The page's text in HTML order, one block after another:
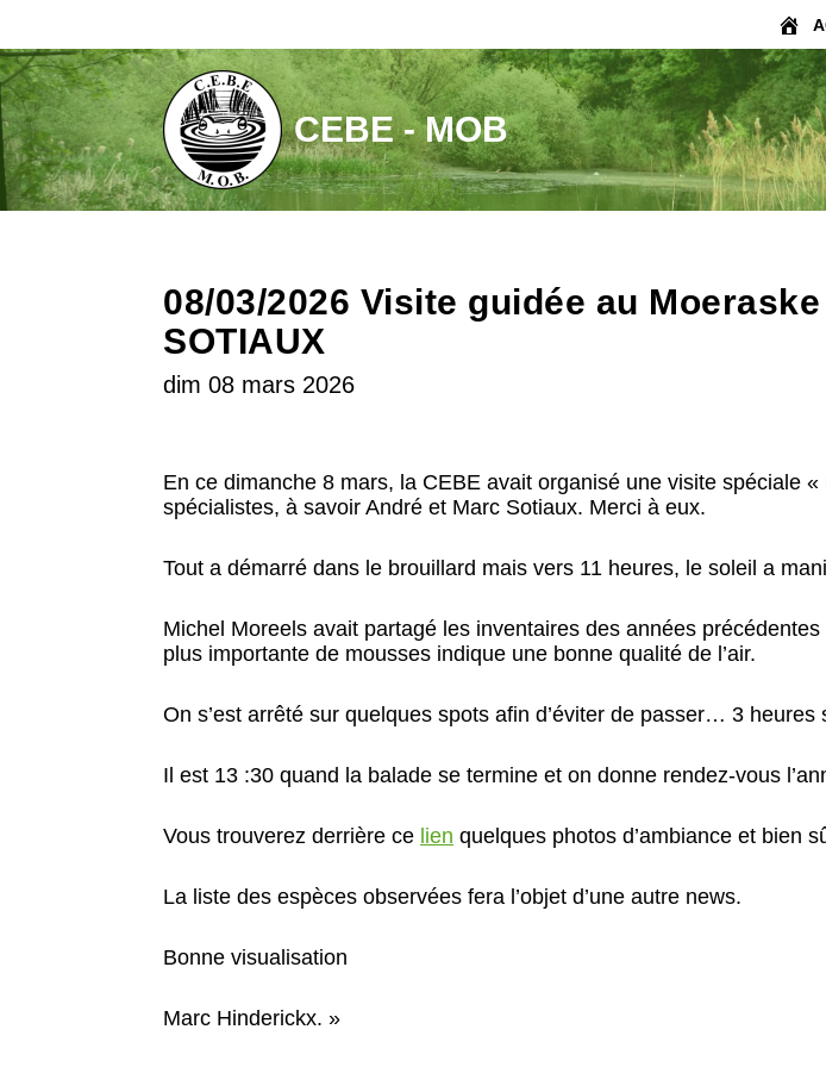
Aller
au
contenu
CEBE - MOB
08/03/2026 Visite guidée au
SOTIAUX
dim 08 mars 2026
En ce dimanche 8 mars, la CEBE avait organisé une visite spéciale
spécialistes, à savoir André et Marc Sotiaux. Merci à eux.
Tout a démarré dans le brouillard mais vers 11 heures, le soleil a
Michel Moreels avait partagé les inventaires des années
plus importante de mousses indique une bonne qualité de l’air.
On s’est arrêté sur quelques spots afin d’éviter de passer… 3 heures
Il est 13 :30 quand la balade se termine et on donne rendez-vous
Vous trouverez derrière ce lien quelques photos d’ambiance et bien
La liste des espèces observées fera l’objet d’une autre news.
Bonne visualisation
Marc Hinderickx. »